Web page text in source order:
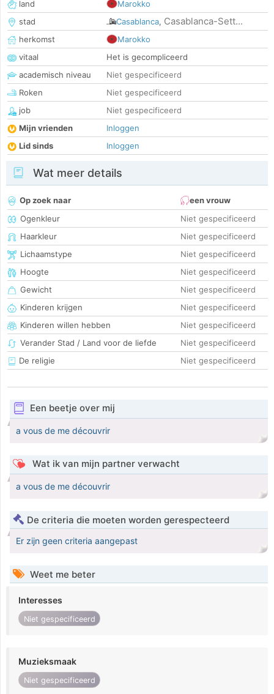
land
Marokko
stad
Casablanca, Casablanca-Sett...
herkomst
Marokko
vitaal
Het is gecompliceerd
academisch niveau
Niet gespecificeerd
Roken
Niet gespecificeerd
job
Niet gespecificeerd
Mijn vrienden
Inloggen
Lid sinds
Inloggen
Wat meer details
Op zoek naar
een vrouw
Ogenkleur
Niet gespecificeerd
Haarkleur
Niet gespecificeerd
Lichaamstype
Niet gespecificeerd
Hoogte
Niet gespecificeerd
Gewicht
Niet gespecificeerd
Kinderen krijgen
Niet gespecificeerd
Kinderen willen hebben
Niet gespecificeerd
Verander Stad / Land voor de liefde
Niet gespecificeerd
De religie
Niet gespecificeerd
Een beetje over mij
a vous de me découvrir
Wat ik van mijn partner verwacht
a vous de me découvrir
De criteria die moeten worden gerespecteerd
Er zijn geen criteria aangepast
Weet me beter
Interesses
Niet gespecificeerd
Muzieksmaak
Niet gespecificeerd